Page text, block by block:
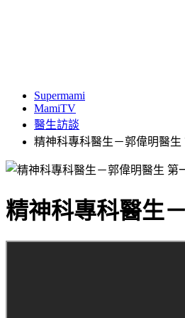
Supermami
MamiTV
醫生訪談
精神科專科醫生－郭偉明醫生
精神科專科醫生